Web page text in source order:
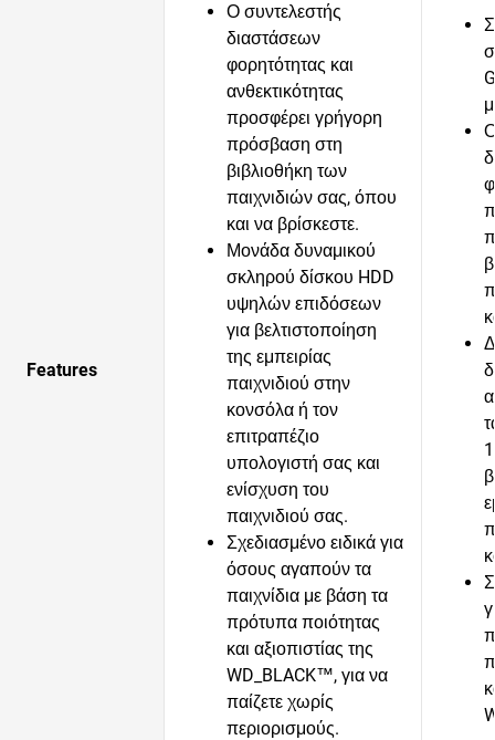
Features
Ο συντελεστής
διαστάσεων
φορητότητας και
ανθεκτικότητας
προσφέρει γρήγορη
πρόσβαση στη
βιβλιοθήκη των
παιχνιδιών σας, όπου
και να βρίσκεστε.
Μονάδα δυναμικού
σκληρού δίσκου HDD
υψηλών επιδόσεων
για βελτιστοποίηση
της εμπειρίας
παιχνιδιού στην
κονσόλα ή τον
επιτραπέζιο
υπολογιστή σας και
ενίσχυση του
παιχνιδιού σας.
Σχεδιασμένο ειδικά για
όσους αγαπούν τα
παιχνίδια με βάση τα
πρότυπα ποιότητας
και αξιοπιστίας της
WD_BLACK™, για να
παίζετε χωρίς
περιορισμούς.